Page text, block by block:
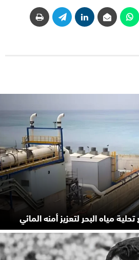
مياه البحر لتعزيز أمنه المائي